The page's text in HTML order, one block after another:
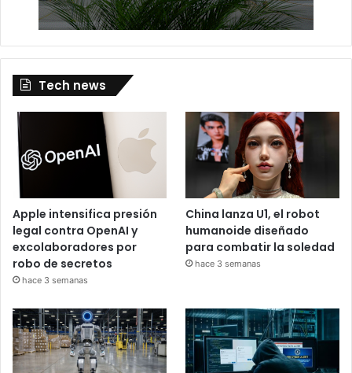
Tech news
Apple intensifica presión
legal contra OpenAI y
excolaboradores por
robo de secretos
hace 3 semanas
China lanza U1, el robot
humanoide diseñado
para combatir la soledad
hace 3 semanas